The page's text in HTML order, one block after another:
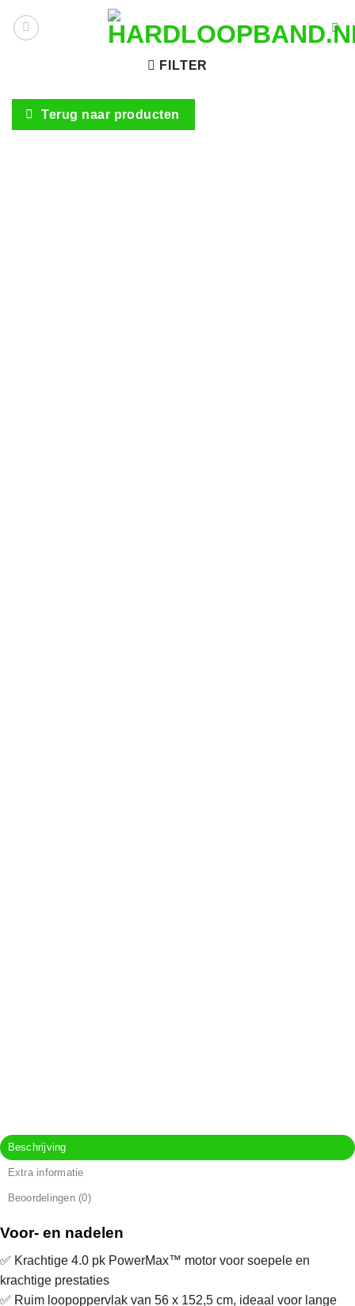
naar
FILTER
Terug naar producten
Beschrijving
Extra informatie
Beoordelingen (0)
Voor- en nadelen
✅ Krachtige 4.0 pk PowerMax™ motor voor soepele en
krachtige prestaties
✅ Ruim loopoppervlak van 56 x 152,5 cm, ideaal voor lange